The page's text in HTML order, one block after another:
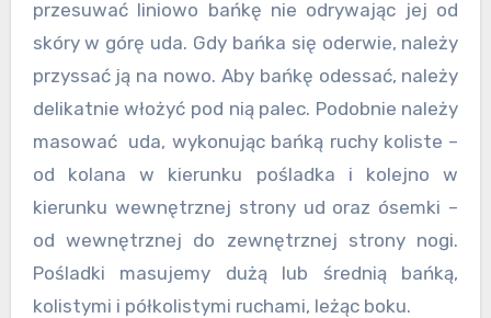
przesuwać liniowo bańkę nie odrywając jej od
skóry w górę uda. Gdy bańka się oderwie, należy
przyssać ją na nowo. Aby bańkę odessać, należy
delikatnie włożyć pod nią palec. Podobnie należy
masować uda, wykonując bańką ruchy koliste –
od kolana w kierunku pośladka i kolejno w
kierunku wewnętrznej strony ud oraz ósemki –
od wewnętrznej do zewnętrznej strony nogi.
Pośladki masujemy dużą lub średnią bańką,
kolistymi i półkolistymi ruchami, leżąc boku.